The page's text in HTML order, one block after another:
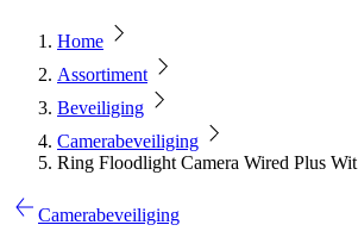
Home
Assortiment
Beveiliging
Camerabeveiliging
Ring Floodlight Camera Wired Plus Wit
Camerabeveiliging